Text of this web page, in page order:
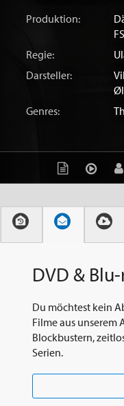
Produktion:
Regie:
Darsteller:
Genres:
DVD &
Du möchtest kein
Filme aus unserem
Blockbustern,
Serien.